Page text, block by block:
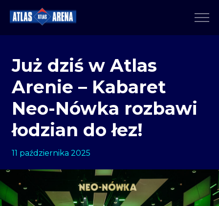
Już dziś w Atlas
Arenie – Kabaret
Neo-Nówka rozbawi
łodzian do łez!
11 października 2025